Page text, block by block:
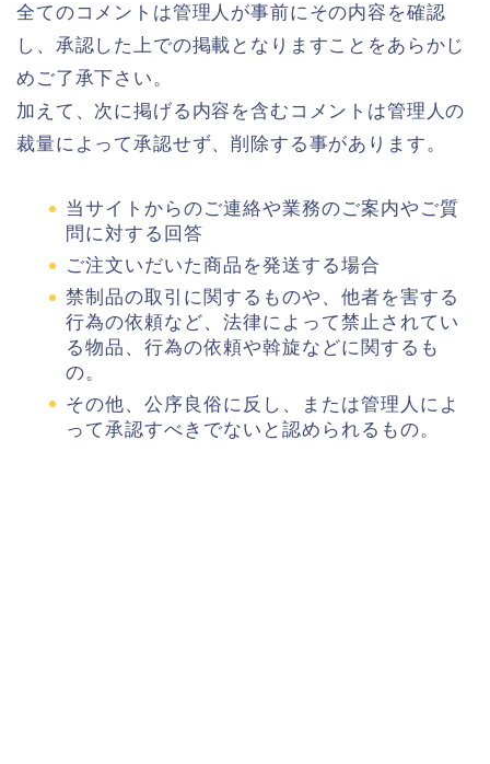
全てのコメントは管理人が事前にその内容を確認
し、承認した上での掲載となりますことをあらかじ
めご了承下さい。
加えて、次に掲げる内容を含むコメントは管理人の
裁量によって承認せず、削除する事があります。
当サイトからのご連絡や業務のご案内やご質
問に対する回答
ご注文いだいた商品を発送する場合
禁制品の取引に関するものや、他者を害する
行為の依頼など、法律によって禁止されてい
る物品、行為の依頼や斡旋などに関するも
の。
その他、公序良俗に反し、または管理人によ
って承認すべきでないと認められるもの。